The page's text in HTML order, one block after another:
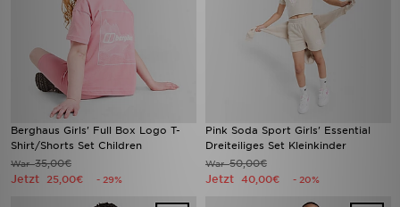
Berghaus Girls' Full Box Logo T-
Shirt/Shorts Set Children
War35,00€
Jetzt 25,00€ - 29%
Pink Soda Sport Girls' Essential
Dreiteiliges Set Kleinkinder
War50,00€
Jetzt 40,00€ - 20%